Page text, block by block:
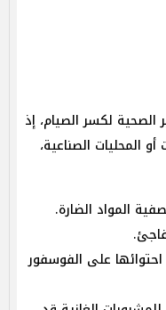
الصحية لكسر الصيام، إذ
المحليات الصناعية،
المواد الضارة.
على الفوسفور